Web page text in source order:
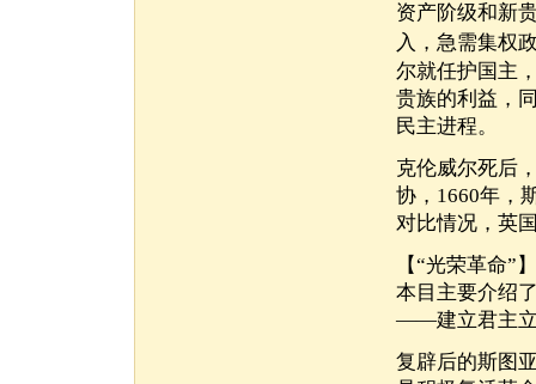
资产阶级和新
入，急需集权
尔就任护国主
贵族的利益，
民主进程。
克伦威尔死后
协，1660年，
对比情况，英
【“光荣革命”】
本目主要介绍
——建立君主
复辟后的斯图